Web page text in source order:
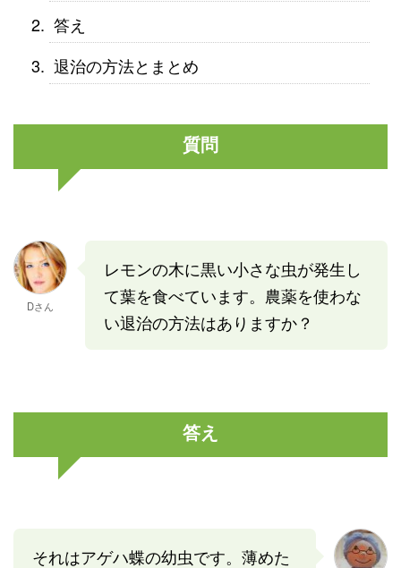
答え
退治の方法とまとめ
質問
Dさん
レモンの木に黒い小さな虫が発生し
て葉を食べています。農薬を使わな
い退治の方法はありますか？
答え
それはアゲハ蝶の幼虫です。薄めた